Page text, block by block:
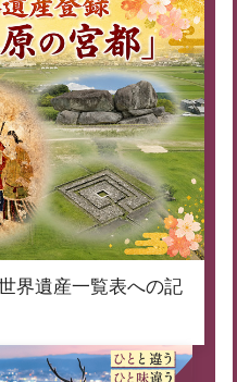
界遺産一覧表への記